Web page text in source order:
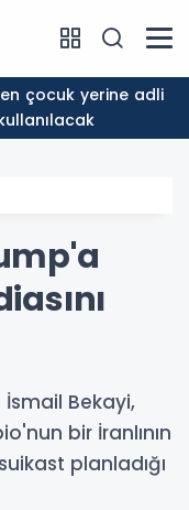
İsmail Bekayi,
bir İranlının
planladığı